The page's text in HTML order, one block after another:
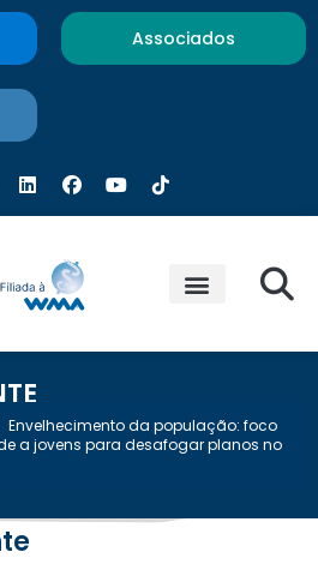
Associados
Envelhecimento da população: foco
a jovens para desafogar planos no